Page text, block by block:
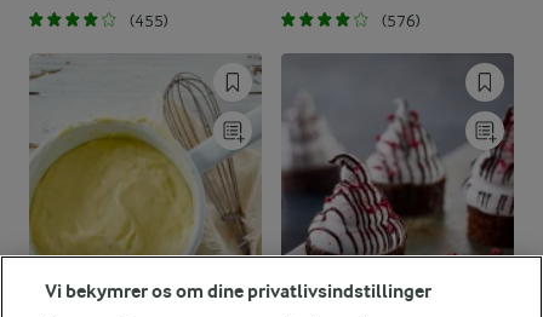
(455) (576)
Vi bekymrer os om dine privatlivsindstillinger